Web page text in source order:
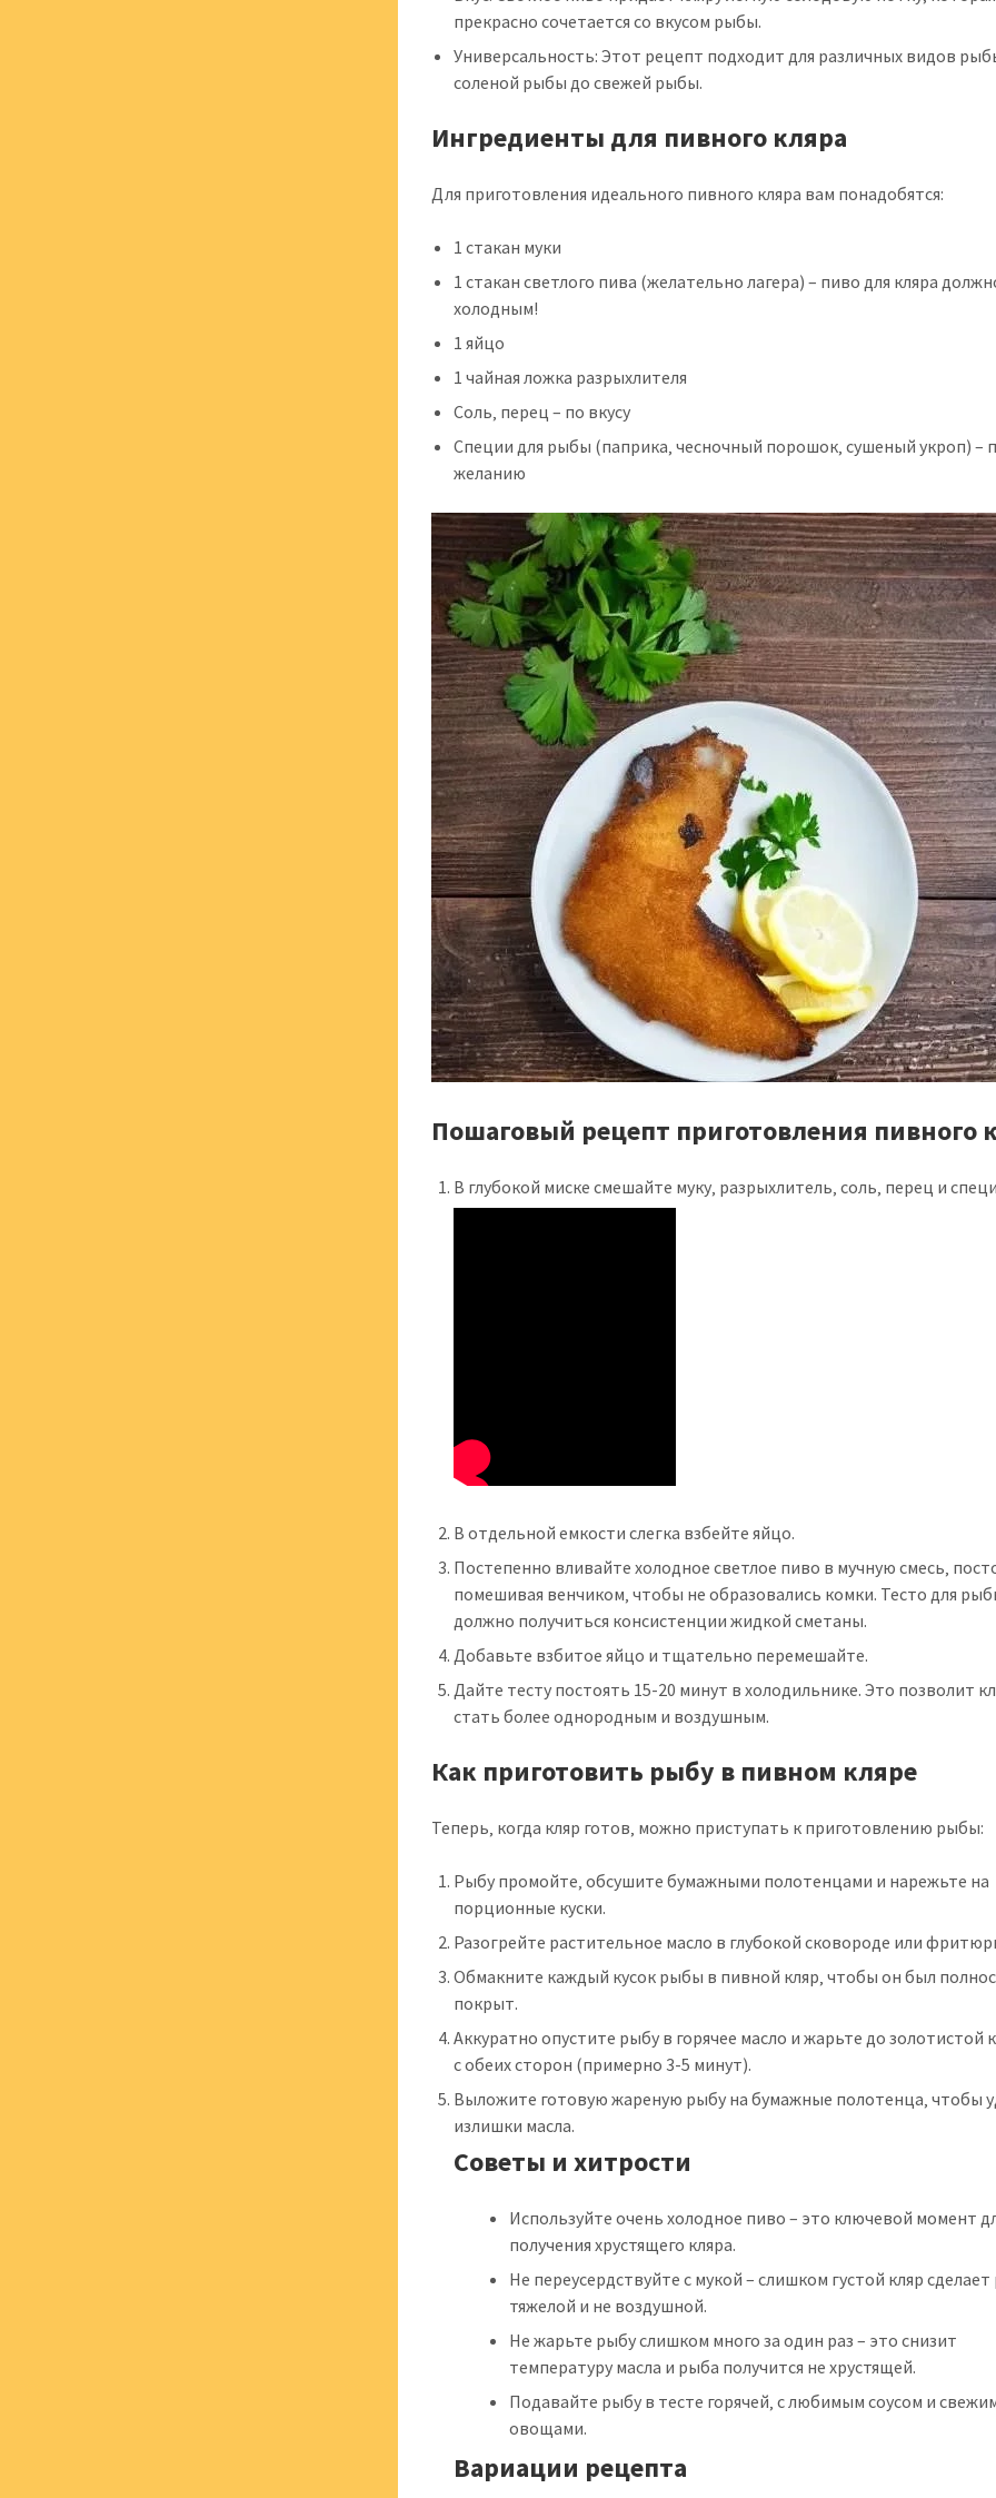
прекрасно сочетается со вкусом рыбы.
Универсальность: Этот рецепт подходит для различных видов
соленой рыбы до свежей рыбы.
Ингредиенты для пивного кляра
Для приготовления идеального пивного кляра вам понадобятся:
1 стакан муки
1 стакан светлого пива (желательно лагера) – пиво для кляра
холодным!
1 яйцо
1 чайная ложка разрыхлителя
Соль‚ перец – по вкусу
Специи для рыбы (паприка‚ чесночный порошок‚ сушеный укроп) –
желанию
Пошаговый рецепт приготовления пивного
В глубокой миске смешайте муку‚ разрыхлитель‚ соль‚ перец и
В отдельной емкости слегка взбейте яйцо.
Постепенно вливайте холодное светлое пиво в мучную смесь‚
помешивая венчиком‚ чтобы не образовались комки. Тесто для
должно получиться консистенции жидкой сметаны.
Добавьте взбитое яйцо и тщательно перемешайте.
Дайте тесту постоять 15-20 минут в холодильнике. Это позволит
стать более однородным и воздушным.
Как приготовить рыбу в пивном кляре
Теперь‚ когда кляр готов‚ можно приступать к приготовлению рыбы:
Рыбу промойте‚ обсушите бумажными полотенцами и нарежьте на
порционные куски.
Разогрейте растительное масло в глубокой сковороде или
Обмакните каждый кусок рыбы в пивной кляр‚ чтобы он был
покрыт.
Аккуратно опустите рыбу в горячее масло и жарьте до золотистой
с обеих сторон (примерно 3-5 минут).
Выложите готовую жареную рыбу на бумажные полотенца‚ чтобы
излишки масла.
Советы и хитрости
Используйте очень холодное пиво – это ключевой момент
получения хрустящего кляра.
Не переусердствуйте с мукой – слишком густой кляр
тяжелой и не воздушной.
Не жарьте рыбу слишком много за один раз – это снизит
температуру масла и рыба получится не хрустящей.
Подавайте рыбу в тесте горячей‚ с любимым соусом и
овощами.
Вариации рецепта